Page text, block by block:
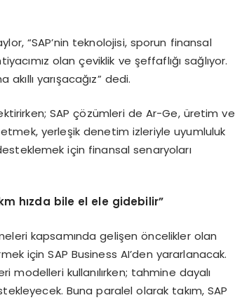
“SAP’nin teknolojisi, sporun finansal
olan çeviklik ve şeffaflığı sağlıyor.
yarışacağız” dedi.
SAP çözümleri de Ar-Ge, üretim ve
yerleşik denetim izleriyle uyumluluk
için finansal senaryoları
hızda bile el ele gidebilir”
kapsamında gelişen öncelikler olan
için SAP Business AI’den yararlanacak.
modelleri kullanılırken; tahmine dayalı
Buna paralel olarak takım, SAP